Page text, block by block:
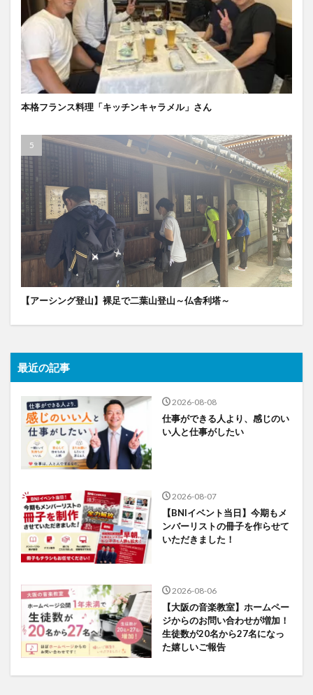
本格フランス料理「キッチンキャラメル」さん
【アーシング登山】裸足で二葉山登山～仏舎利塔～
最近の記事
2026-08-08
仕事ができる人より、感じのい
い人と仕事がしたい
2026-08-07
【BNIイベント当日】今期もメ
ンバーリストの冊子を作らせて
いただきました！
2026-08-06
【大阪の音楽教室】ホームペー
ジからのお問い合わせが増加！
生徒数が20名から27名になっ
た嬉しいご報告